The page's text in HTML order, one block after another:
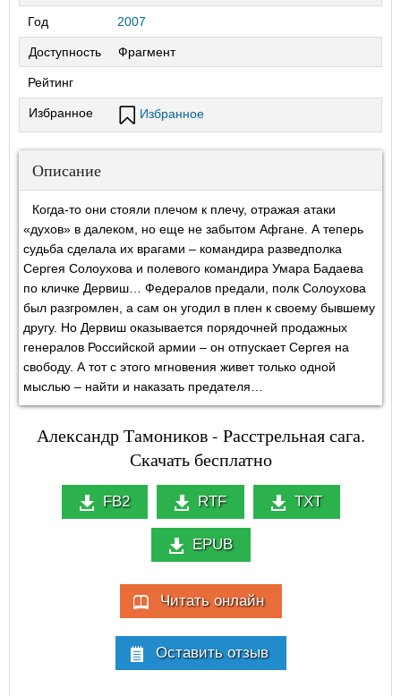
Год 2007
Доступность Фрагмент
Рейтинг
Избранное Избранное
Описание
Когда-то они стояли плечом к плечу, отражая атаки
«духов» в далеком, но еще не забытом Афгане. А теперь
судьба сделала их врагами – командира разведполка
Сергея Солоухова и полевого командира Умара Бадаева
по кличке Дервиш… Федералов предали, полк Солоухова
был разгромлен, а сам он угодил в плен к своему бывшему
другу. Но Дервиш оказывается порядочней продажных
генералов Российской армии – он отпускает Сергея на
свободу. А тот с этого мгновения живет только одной
мыслью – найти и наказать предателя…
Александр Тамоников - Расстрельная сага.
Скачать бесплатно
FB2 RTF TXT
EPUB
Читать онлайн
Оставить отзыв